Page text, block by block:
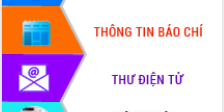
Đắk Lắk ký kết thỏa thuận hợp tác về
chuyển đổi số giai đoạn 2026 – 2030
với Tập đoàn Bưu chính Viễn thông
Thứ trưởng Bộ Y tế làm việc với tỉnh
Đắk Lắk về phát triển nhân lực y tế
cho trạm y tế cấp xã
Du lịch Đắk Lắk nâng tầm trải nghiệm
du khách thông qua Hệ thống cơ sở dữ
liệu và Bản đồ số